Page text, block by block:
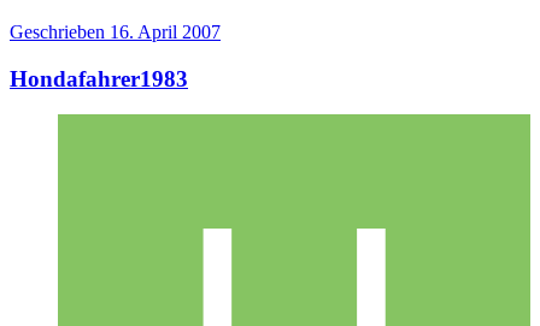
Geschrieben 16. April 2007
Hondafahrer1983